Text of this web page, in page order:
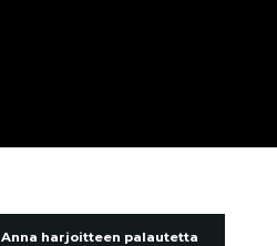
Anna harjoitteen palautetta